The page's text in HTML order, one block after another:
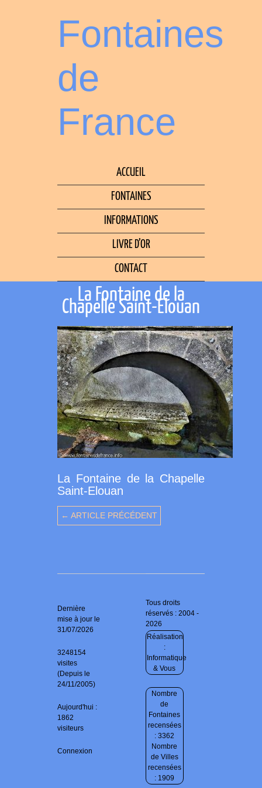
Fontaines
de
France
ACCUEIL
FONTAINES
INFORMATIONS
LIVRE D’OR
CONTACT
La Fontaine de la
Chapelle Saint-Elouan
La Fontaine de la Chapelle
Saint-Elouan
← ARTICLE PRÉCÉDENT
Dernière
mise à jour le
31/07/2026
3248154
visites
(Depuis le
24/11/2005)
Aujourd'hui :
1862
visiteurs
Connexion
Tous droits
réservés : 2004 -
2026
Réalisation
:
Informatique
& Vous
Nombre
de
Fontaines
recensées
: 3362
Nombre
de Villes
recensées
: 1909